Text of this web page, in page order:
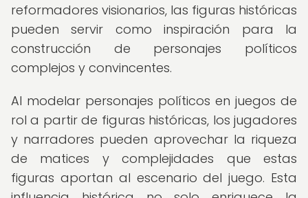
reformadores visionarios, las figuras históricas
pueden servir como inspiración para la
construcción de personajes políticos
complejos y convincentes.
Al modelar personajes políticos en juegos de
rol a partir de figuras históricas, los jugadores
y narradores pueden aprovechar la riqueza
de matices y complejidades que estas
figuras aportan al escenario del juego. Esta